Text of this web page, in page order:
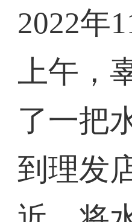
2022年
上午，
了一把
到理发